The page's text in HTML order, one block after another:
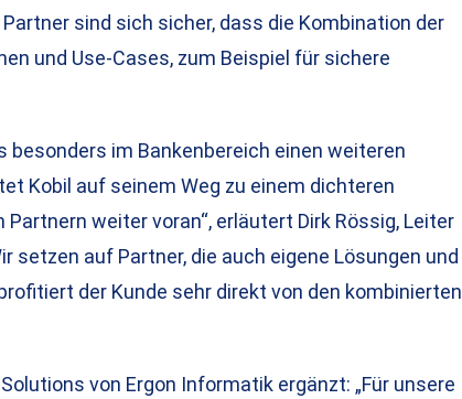
sind sich sicher, dass die Kombination der
und Use-Cases, zum Beispiel für sichere
im Bankenbereich einen weiteren
Kobil auf seinem Weg zu einem dichteren
weiter voran“, erläutert Dirk Rössig, Leiter
setzen auf Partner, die auch eigene Lösungen und
der Kunde sehr direkt von den kombinierten
von Ergon Informatik ergänzt: „Für unsere